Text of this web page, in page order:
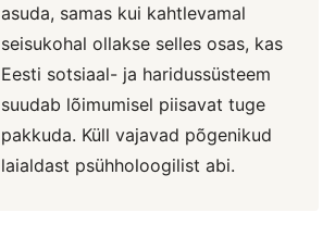
asuda, samas kui kahtlevamal
seisukohal ollakse selles osas, kas
Eesti sotsiaal- ja haridussüsteem
suudab lõimumisel piisavat tuge
pakkuda. Küll vajavad põgenikud
laialdast psühholoogilist abi.